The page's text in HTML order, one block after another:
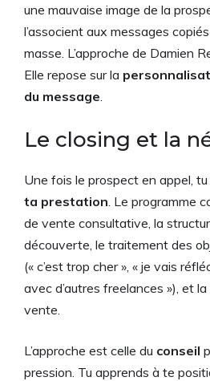
une mauvaise image de la
l’associent aux messages
masse. L’approche de Damien
Elle repose sur la
du message
Le closing et la
Une fois le prospect en appel,
ta prestation . Le programme
de vente consultative, la
découverte, le traitement des
(« c’est trop cher », « je vais
avec d’autres freelances »), et
vente.
L’approche est celle du conseil
pression. Tu apprends à te